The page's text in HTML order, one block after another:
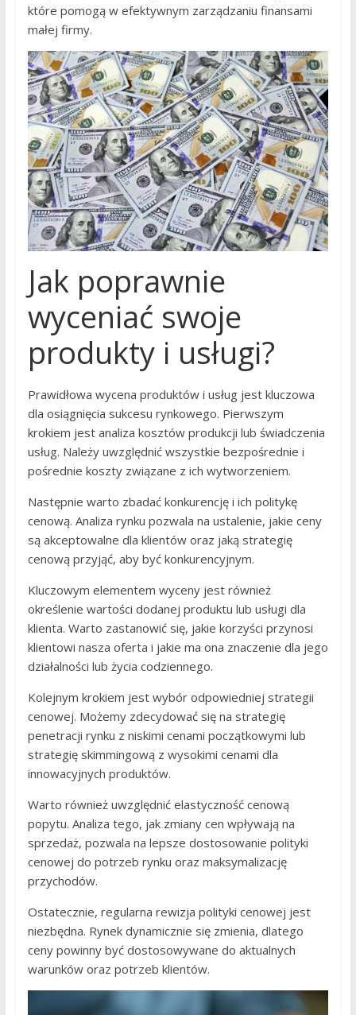
które pomogą w efektywnym zarządzaniu finansami
małej firmy.
Jak poprawnie
wyceniać swoje
produkty i usługi?
Prawidłowa wycena produktów i usług jest kluczowa
dla osiągnięcia sukcesu rynkowego. Pierwszym
krokiem jest analiza kosztów produkcji lub świadczenia
usług. Należy uwzględnić wszystkie bezpośrednie i
pośrednie koszty związane z ich wytworzeniem.
Następnie warto zbadać konkurencję i ich politykę
cenową. Analiza rynku pozwala na ustalenie, jakie ceny
są akceptowalne dla klientów oraz jaką strategię
cenową przyjąć, aby być konkurencyjnym.
Kluczowym elementem wyceny jest również
określenie wartości dodanej produktu lub usługi dla
klienta. Warto zastanowić się, jakie korzyści przynosi
klientowi nasza oferta i jakie ma ona znaczenie dla jego
działalności lub życia codziennego.
Kolejnym krokiem jest wybór odpowiedniej strategii
cenowej. Możemy zdecydować się na strategię
penetracji rynku z niskimi cenami początkowymi lub
strategię skimmingową z wysokimi cenami dla
innowacyjnych produktów.
Warto również uwzględnić elastyczność cenową
popytu. Analiza tego, jak zmiany cen wpływają na
sprzedaż, pozwala na lepsze dostosowanie polityki
cenowej do potrzeb rynku oraz maksymalizację
przychodów.
Ostatecznie, regularna rewizja polityki cenowej jest
niezbędna. Rynek dynamicznie się zmienia, dlatego
ceny powinny być dostosowywane do aktualnych
warunków oraz potrzeb klientów.